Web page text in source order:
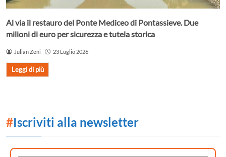
Al via il restauro del Ponte Mediceo di Pontassieve. Due
milioni di euro per sicurezza e tutela storica
Julian Zeni 23 Luglio 2026
Leggi di più
#Iscriviti alla newsletter